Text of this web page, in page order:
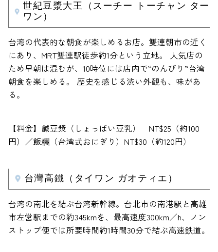
世紀豆漿大王（スーチー トーチャン ター
ワン）
台湾の代表的な朝食が楽しめるお店。雙連朝市の近く
にあり、MRT雙連駅徒歩約1分という立地。 人気店の
ため早朝は混むが、10時位には店内で“のんびり”台湾
朝食を楽しめる。 歴史を感じる渋い外観も、味があ
る。
【料金】鹹豆漿（しょっぱい豆乳） NT$25（約100
円）／飯糰（台湾式おにぎり）NT$30（約120円）
台灣高鐵（タイワン ガオティエ）
台湾の南北を結ぶ台湾新幹線。台北市の南港駅と高雄
市左営駅までの約345kmを、最高速度300km／h、ノン
ストップ便では所要時間約1時間30分で結ぶ高速鉄道。